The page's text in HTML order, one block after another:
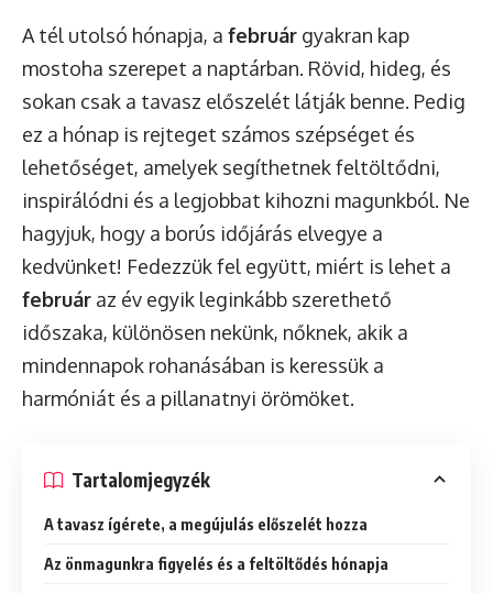
A tél utolsó hónapja, a február gyakran kap
mostoha szerepet a naptárban. Rövid, hideg, és
sokan csak a tavasz előszelét látják benne. Pedig
ez a hónap is rejteget számos szépséget és
lehetőséget, amelyek segíthetnek feltöltődni,
inspirálódni és a legjobbat kihozni magunkból. Ne
hagyjuk, hogy a borús időjárás elvegye a
kedvünket! Fedezzük fel együtt, miért is lehet a
február az év egyik leginkább szerethető
időszaka, különösen nekünk, nőknek, akik a
mindennapok rohanásában is keressük a
harmóniát és a pillanatnyi örömöket.
Tartalomjegyzék
A tavasz ígérete, a megújulás előszelét hozza
Az önmagunkra figyelés és a feltöltődés hónapja